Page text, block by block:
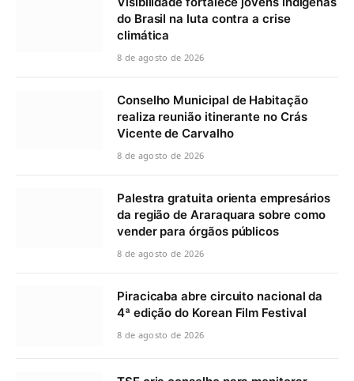
do Brasil na luta contra a crise
climática
8 de agosto de 2026
Conselho Municipal de Habitação
realiza reunião itinerante no Crás
Vicente de Carvalho
8 de agosto de 2026
Palestra gratuita orienta empresários
da região de Araraquara sobre como
vender para órgãos públicos
8 de agosto de 2026
Piracicaba abre circuito nacional da
4ª edição do Korean Film Festival
8 de agosto de 2026